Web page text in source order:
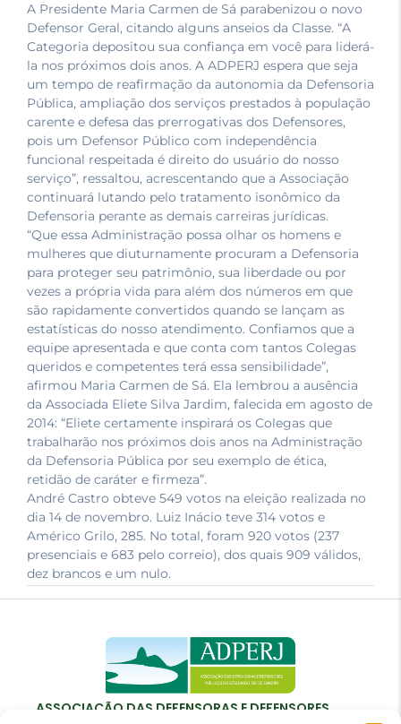
A Presidente Maria Carmen de Sá parabenizou o novo
Defensor Geral, citando alguns anseios da Classe. “A
Categoria depositou sua confiança em você para liderá-
la nos próximos dois anos. A ADPERJ espera que seja
um tempo de reafirmação da autonomia da Defensoria
Pública, ampliação dos serviços prestados à população
carente e defesa das prerrogativas dos Defensores,
pois um Defensor Público com independência
funcional respeitada é direito do usuário do nosso
serviço”, ressaltou, acrescentando que a Associação
continuará lutando pelo tratamento isonômico da
Defensoria perante as demais carreiras jurídicas.
“Que essa Administração possa olhar os homens e
mulheres que diuturnamente procuram a Defensoria
para proteger seu patrimônio, sua liberdade ou por
vezes a própria vida para além dos números em que
são rapidamente convertidos quando se lançam as
estatísticas do nosso atendimento. Confiamos que a
equipe apresentada e que conta com tantos Colegas
queridos e competentes terá essa sensibilidade”,
afirmou Maria Carmen de Sá. Ela lembrou a ausência
da Associada Eliete Silva Jardim, falecida em agosto de
2014: “Eliete certamente inspirará os Colegas que
trabalharão nos próximos dois anos na Administração
da Defensoria Pública por seu exemplo de ética,
retidão de caráter e firmeza”.
André Castro obteve 549 votos na eleição realizada no
dia 14 de novembro. Luiz Inácio teve 314 votos e
Américo Grilo, 285. No total, foram 920 votos (237
presenciais e 683 pelo correio), dos quais 909 válidos,
dez brancos e um nulo.
ASSOCIAÇÃO DAS DEFENSORAS E DEFENSORES